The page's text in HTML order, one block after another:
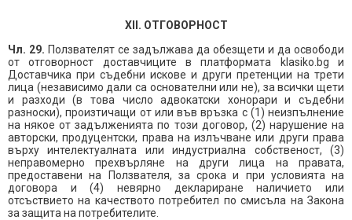
XII. ОТГОВОРНОСТ
Чл. 29. Ползвателят се задължава да обезщети и да освободи
от отговорност доставчиците в платформата klasiko.bg и
Доставчика при съдебни искове и други претенции на трети
лица (независимо дали са основателни или не), за всички щети
и разходи (в това число адвокатски хонорари и съдебни
разноски), произтичащи от или във връзка с (1) неизпълнение
на някое от задълженията по този договор, (2) нарушение на
авторски, продуцентски, права на излъчване или други права
върху интелектуалната или индустриална собственост, (3)
неправомерно прехвърляне на други лица на правата,
предоставени на Ползвателя, за срока и при условията на
договора и (4) невярно деклариране наличието или
отсъствието на качеството потребител по смисъла на Закона
за защита на потребителите.